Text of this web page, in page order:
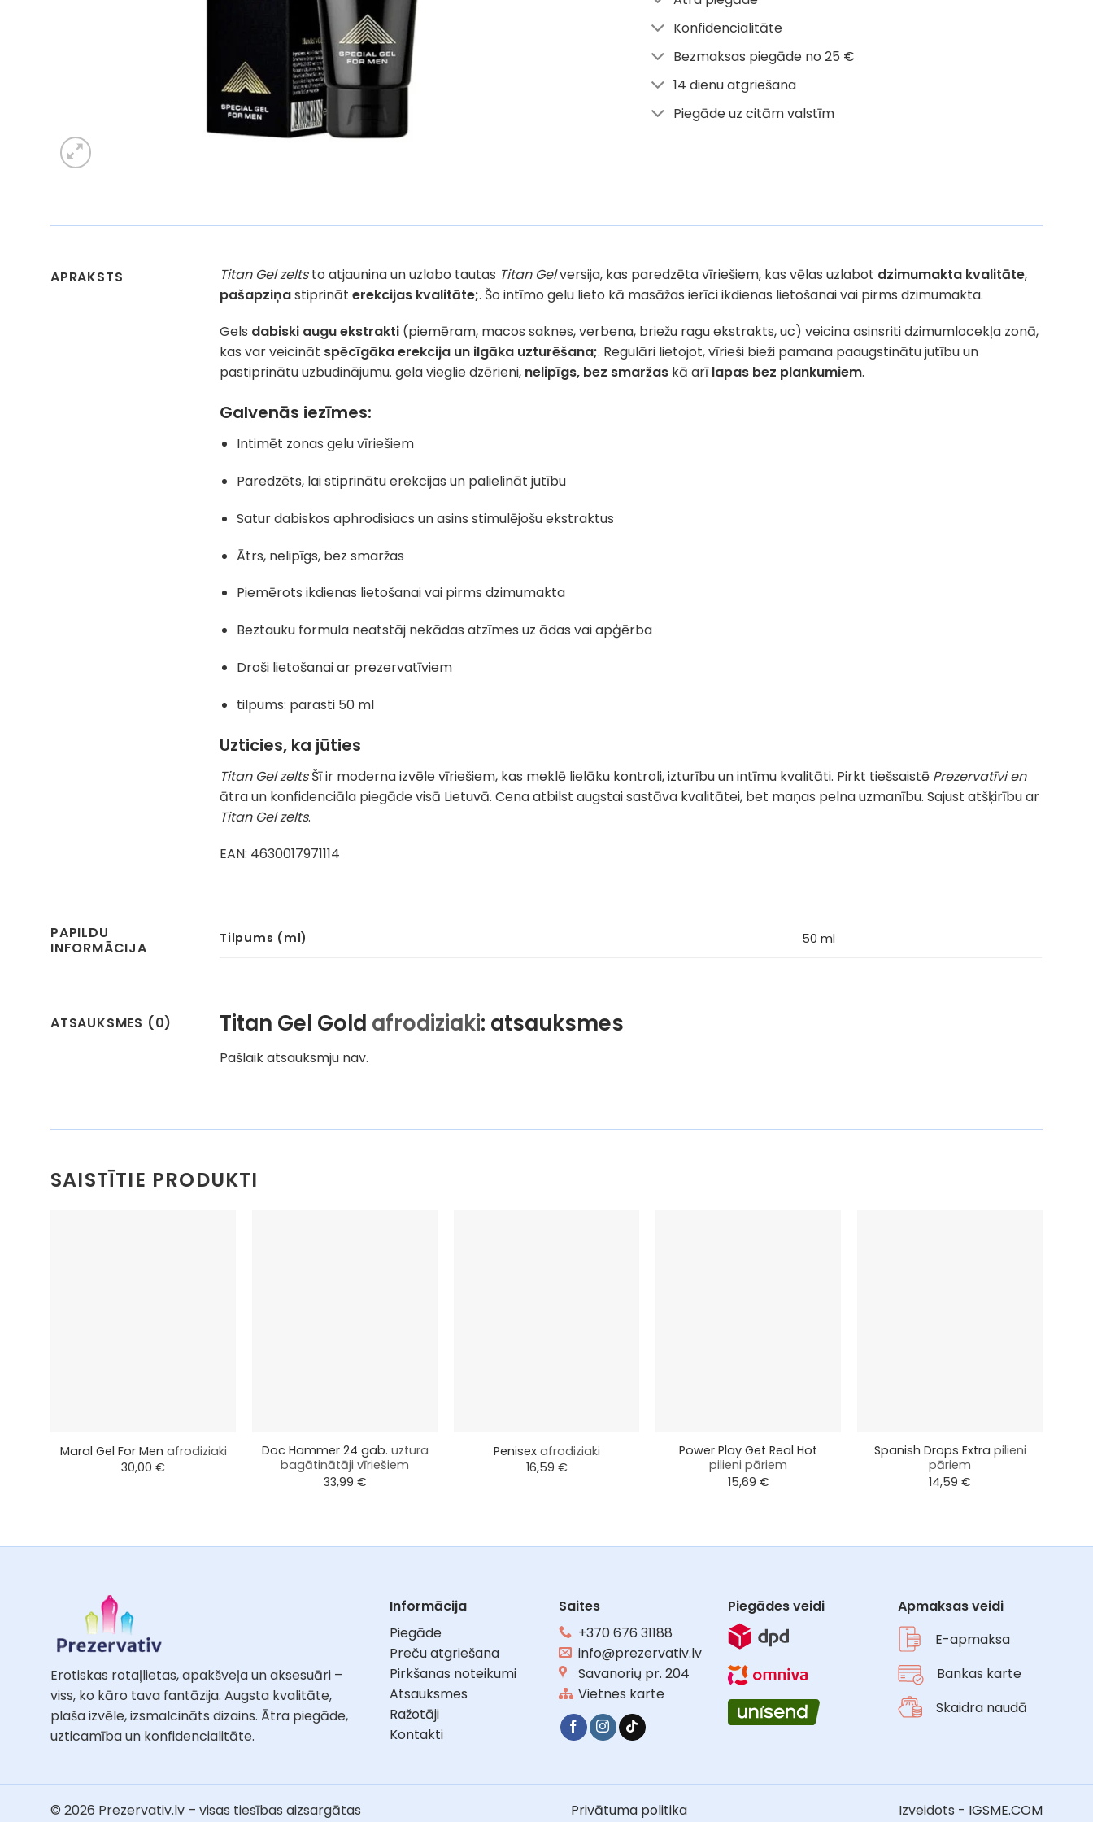
Konfidencialitāte
Bezmaksas piegāde no 25 €
14 dienu atgriešana
Piegāde uz citām valstīm
APRAKSTS Titan Gel zeltsto atjaunina un uzlabo tautas Titan Gelversija, kas paredzēta vīriešiem, kas vēlas uzlabot dzimumakta kvalitāte,
pašapziņastiprināterekcijas kvalitāte;. Šo intīmo gelu lieto kā masāžas ierīci ikdienas lietošanai vai pirms dzimumakta.
Gels dabiski augu ekstrakti (piemēram, macos saknes, verbena, briežu ragu ekstrakts, uc) veicina asinsriti dzimumlocekļa zonā,
kas var veicināt spēcīgāka erekcija un ilgāka uzturēšana;. Regulāri lietojot, vīrieši bieži pamana paaugstinātu jutību un
pastiprinātu uzbudinājumu. gela vieglie dzērieni, nelipīgs, bez smaržas kā arīlapas bez plankumiem.
Galvenās iezīmes:
Intimēt zonas gelu vīriešiem
Paredzēts, lai stiprinātu erekcijas un palielināt jutību
Satur dabiskos aphrodisiacs un asins stimulējošu ekstraktus
Ātrs, nelipīgs, bez smaržas
Piemērots ikdienas lietošanai vai pirms dzimumakta
Beztauku formula neatstāj nekādas atzīmes uz ādas vai apģērba
Droši lietošanai ar prezervatīviem
tilpums: parasti 50 ml
Uzticies, ka jūties
Titan Gel zeltsŠī ir moderna izvēle vīriešiem, kas meklē lielāku kontroli, izturību un intīmu kvalitāti. Pirkt tiešsaistē Prezervatīvi en
ātra un konfidenciāla piegāde visā Lietuvā. Cena atbilst augstai sastāva kvalitātei, bet maņas pelna uzmanību. Sajust atšķirību ar
Titan Gel zelts.
EAN: 4630017971114
PAPILDU
INFORMĀCIJA
Tilpums (ml) 50 ml
ATSAUKSMES (0) Titan Gel Gold afrodiziaki: atsauksmes
Pašlaik atsauksmju nav.
SAISTĪTIE PRODUKTI
Maral Gel For Men afrodiziaki
30,00 €
Doc Hammer 24 gab. uztura
bagātinātāji vīriešiem
33,99 €
Penisex afrodiziaki
16,59 €
Power Play Get Real Hot
pilieni pāriem
15,69 €
Spanish Drops Extra pilieni
pāriem
14,59 €
Erotiskas rotaļlietas, apakšveļa un aksesuāri –
viss, ko kāro tava fantāzija. Augsta kvalitāte,
plaša izvēle, izsmalcināts dizains. Ātra piegāde,
uzticamība un konfidencialitāte.
Informācija
Piegāde
Preču atgriešana
Pirkšanas noteikumi
Atsauksmes
Ražotāji
Kontakti
Saites
+370 676 31188
info@prezervativ.lv
Savanorių pr. 204
Vietnes karte
Piegādes veidi
Apmaksas veidi
E-apmaksa
Bankas karte
Skaidra naudā
© 2026 Prezervativ.lv – visas tiesības aizsargātas Privātuma politika Izveidots - IGSME.COM